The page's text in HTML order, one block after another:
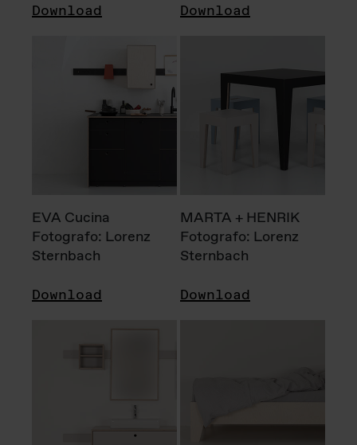
Download Download
EVA Cucina
Fotografo: Lorenz
Sternbach
Download
MARTA + HENRIK
Fotografo: Lorenz
Sternbach
Download